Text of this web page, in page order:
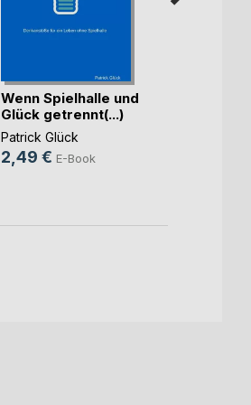
Wenn Spielhalle und
Glück getrennt(...)
Patrick Glück
2,49 € E-Book